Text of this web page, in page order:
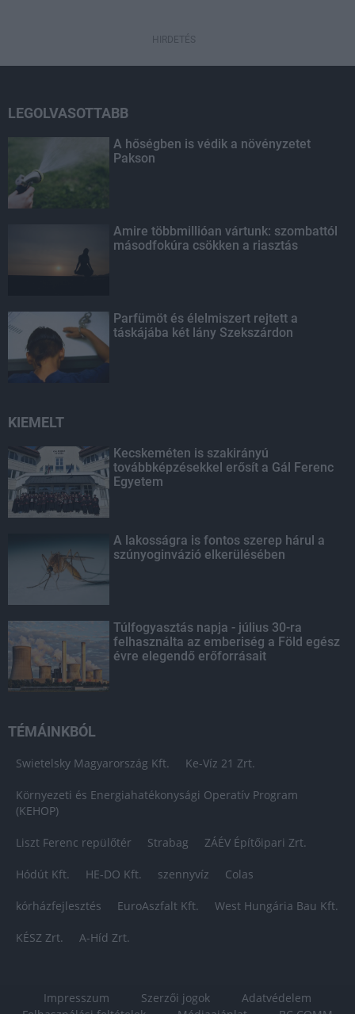
HIRDETÉS
LEGOLVASOTTABB
A hőségben is védik a növényzetet
Pakson
Amire többmillióan vártunk: szombattól
másodfokúra csökken a riasztás
Parfümöt és élelmiszert rejtett a
táskájába két lány Szekszárdon
KIEMELT
Kecskeméten is szakirányú
továbbképzésekkel erősít a Gál Ferenc
Egyetem
A lakosságra is fontos szerep hárul a
szúnyoginvázió elkerülésében
Túlfogyasztás napja - július 30-ra
felhasználta az emberiség a Föld egész
évre elegendő erőforrásait
TÉMÁINKBÓL
Swietelsky Magyarország Kft. Ke-Víz 21 Zrt.
Környezeti és Energiahatékonysági Operatív Program
(KEHOP)
Liszt Ferenc repülőtér Strabag ZÁÉV Építőipari Zrt.
Hódút Kft. HE-DO Kft. szennyvíz Colas
kórházfejlesztés EuroAszfalt Kft. West Hungária Bau Kft.
KÉSZ Zrt. A-Híd Zrt.
Impresszum Szerzői jogok
Adatvédelem